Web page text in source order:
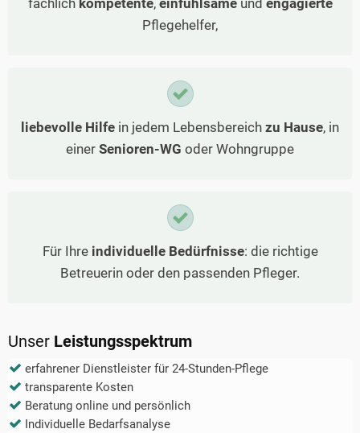
fachlich kompetente, einfühlsameund engagierte
Pflegehelfer,
liebevolle Hilfe in jedem Lebensbereich zu Hause, in
einer Senioren-WG oder Wohngruppe
Für Ihre individuelle Bedürfnisse: die richtige
Betreuerin oder den passenden Pfleger.
Unser Leistungsspektrum
erfahrener Dienstleister für 24-Stunden-Pflege
transparente Kosten
Beratung online und persönlich
Individuelle Bedarfsanalyse